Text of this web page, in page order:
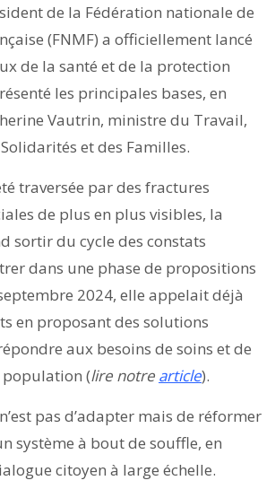
de la Fédération nationale de
(FNMF) a officiellement lancé
de la santé et de la protection
les principales bases, en
Vautrin, ministre du Travail,
et des Familles.
traversée par des fractures
de plus en plus visibles, la
sortir du cycle des constats
dans une phase de propositions
2024, elle appelait déjà
en proposant des solutions
aux besoins de soins et de
(lire notre article).
pas d’adapter mais de réformer
système à bout de souffle, en
citoyen à large échelle.